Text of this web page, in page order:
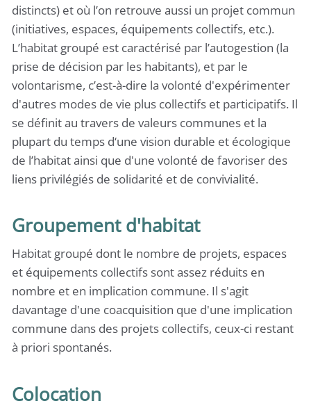
distincts) et où l’on retrouve aussi un projet commun
(initiatives, espaces, équipements collectifs, etc.).
L’habitat groupé est caractérisé par l’autogestion (la
prise de décision par les habitants), et par le
volontarisme, c’est-à-dire la volonté d'expérimenter
d'autres modes de vie plus collectifs et participatifs. Il
se définit au travers de valeurs communes et la
plupart du temps d‘une vision durable et écologique
de l’habitat ainsi que d'une volonté de favoriser des
liens privilégiés de solidarité et de convivialité.
Groupement d'habitat
Habitat groupé dont le nombre de projets, espaces
et équipements collectifs sont assez réduits en
nombre et en implication commune. Il s'agit
davantage d'une coacquisition que d'une implication
commune dans des projets collectifs, ceux-ci restant
à priori spontanés.
Colocation